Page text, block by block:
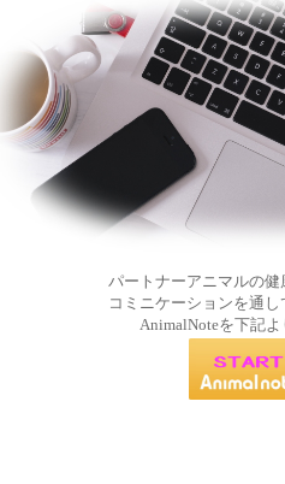
パートナーアニマルの
コミニケーションを通し
AnimalNoteを下記よ